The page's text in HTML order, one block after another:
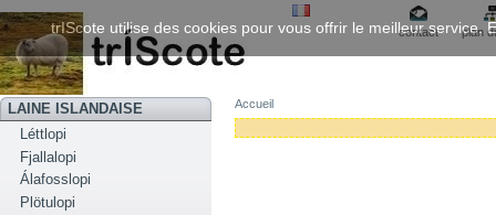
contact plan
LAINE ISLANDAISE
Léttlopi
Fjallalopi
Álafosslopi
Plötulopi
Accueil
trIScote utilise des cookies pour vous offrir le meilleur